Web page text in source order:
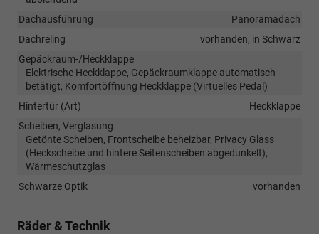
Dachausführung
Panoramadach
Dachreling
vorhanden, in Schwarz
Gepäckraum-/Heckklappe
Elektrische Heckklappe, Gepäckraumklappe automatisch
betätigt, Komfortöffnung Heckklappe (Virtuelles Pedal)
Hintertür (Art)
Heckklappe
Scheiben, Verglasung
Getönte Scheiben, Frontscheibe beheizbar, Privacy Glass
(Heckscheibe und hintere Seitenscheiben abgedunkelt),
Wärmeschutzglas
Schwarze Optik
vorhanden
Räder & Technik